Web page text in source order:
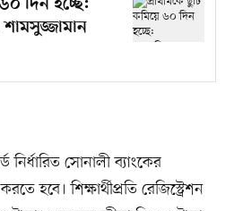
দিন হচ্ছে:
নির্ধারিত সোনালী ব্যাংকের
হবে। শিক্ষার্থীপ্রতি রেজিস্ট্রেশন